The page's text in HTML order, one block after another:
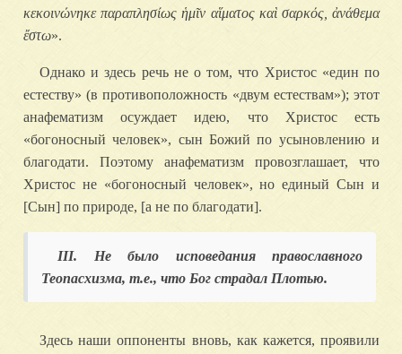
κεκοινώνηκε παραπλησίως ἡμῖν αἵματος καὶ σαρκός, ἀνάθεμα
ἔστω».
Однако и здесь речь не о том, что Христос «един по
естеству» (в противоположность «двум естествам»); этот
анафематизм осуждает идею, что Христос есть
«богоносный человек», сын Божий по усыновлению и
благодати. Поэтому анафематизм провозглашает, что
Христос не «богоносный человек», но единый Сын и
[Сын] по природе, [а не по благодати].
III. Не было исповедания православного
Теопасхизма, т.е., что Бог страдал Плотью.
Здесь наши оппоненты вновь, как кажется, проявили